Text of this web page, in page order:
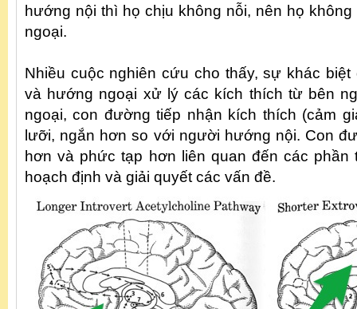
hướng nội thì họ chịu không nỗi, nên họ
ngoại.
Nhiều cuộc nghiên cứu cho thấy, sự khác
và hướng ngoại xử lý các kích thích từ bên
ngoại, con đường tiếp nhận kích thích (cảm
lưỡi, ngắn hơn so với người hướng nội. Con
hơn và phức tạp hơn liên quan đến các phần
hoạch định và giải quyết các vấn đề.